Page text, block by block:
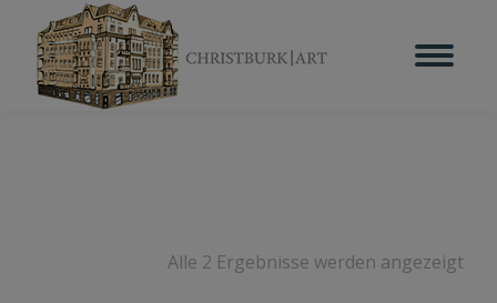
Alle 2 Ergebnisse werden angezeigt